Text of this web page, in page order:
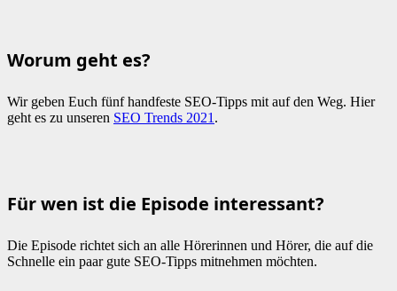
Worum geht es?
Wir geben Euch fünf handfeste SEO-Tipps mit auf den Weg. Hier
geht es zu unseren SEO Trends 2021 .
Für wen ist die Episode interessant?
Die Episode richtet sich an alle Hörerinnen und Hörer, die auf die
Schnelle ein paar gute SEO-Tipps mitnehmen möchten.